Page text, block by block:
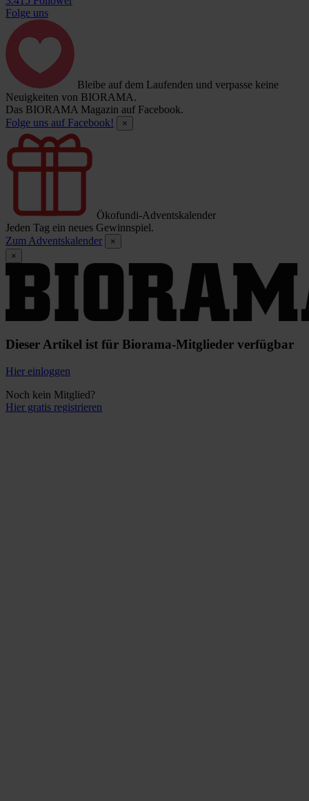
Folge uns
Bleibe auf dem Laufenden und verpasse keine
Neuigkeiten von BIORAMA.
Das BIORAMA Magazin auf Facebook.
Folge uns auf Facebook!
×
Ökofundi-Adventskalender
Jeden Tag ein neues Gewinnspiel.
Zum Adventskalender
×
×
Dieser Artikel ist für Biorama-Mitglieder verfügbar
Hier einloggen
Noch kein Mitglied?
Hier gratis registrieren